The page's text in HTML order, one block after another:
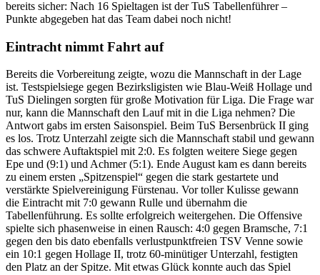
bereits sicher: Nach 16 Spieltagen ist der TuS Tabellenführer –
Punkte abgegeben hat das Team dabei noch nicht!
Eintracht nimmt Fahrt auf
Bereits die Vorbereitung zeigte, wozu die Mannschaft in der Lage
ist. Testspielsiege gegen Bezirksligisten wie Blau-Weiß Hollage und
TuS Dielingen sorgten für große Motivation für Liga. Die Frage war
nur, kann die Mannschaft den Lauf mit in die Liga nehmen? Die
Antwort gabs im ersten Saisonspiel. Beim TuS Bersenbrück II ging
es los. Trotz Unterzahl zeigte sich die Mannschaft stabil und gewann
das schwere Auftaktspiel mit 2:0. Es folgten weitere Siege gegen
Epe und (9:1) und Achmer (5:1). Ende August kam es dann bereits
zu einem ersten „Spitzenspiel“ gegen die stark gestartete und
verstärkte Spielvereinigung Fürstenau. Vor toller Kulisse gewann
die Eintracht mit 7:0 gewann Rulle und übernahm die
Tabellenführung. Es sollte erfolgreich weitergehen. Die Offensive
spielte sich phasenweise in einen Rausch: 4:0 gegen Bramsche, 7:1
gegen den bis dato ebenfalls verlustpunktfreien TSV Venne sowie
ein 10:1 gegen Hollage II, trotz 60-minütiger Unterzahl, festigten
den Platz an der Spitze. Mit etwas Glück konnte auch das Spiel